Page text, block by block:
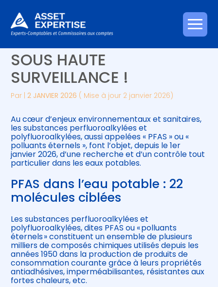
Aller
au
Créer et reprendre une activité
Gérer votre quotidien
Piloter votre entreprise
Développer votre entreprise
Construire votre patrimoine
Être prêt pour la facturation
électronique
Piloter votre gestion
Suivre votre comptabilité
Gérer vos ressources humaines
EAU POTABLE : LES PFAS
SOUS HAUTE
SURVEILLANCE !
Par |2 JANVIER 2026 ( Mise à jour 2 janvier 2026)
Au cœur d’enjeux environnementaux et sanitaires,
les substances perfluoroalkylées et
polyfluoroalkylées, aussi appelées « PFAS » ou «
polluants éternels », font l’objet, depuis le 1er
janvier 2026, d’une recherche et d’un contrôle tout
particulier dans les eaux potables.
PFAS dans l’eau potable : 22
molécules ciblées
Les substances perfluoroalkylées et
polyfluoroalkylées, dites PFAS ou « polluants
éternels » constituent un ensemble de plusieurs
milliers de composés chimiques utilisés depuis les
années 1950 dans la production de produits de
consommation courante grâce à leurs propriétés
antiadhésives, imperméabilisantes, résistantes aux
fortes chaleurs, etc.